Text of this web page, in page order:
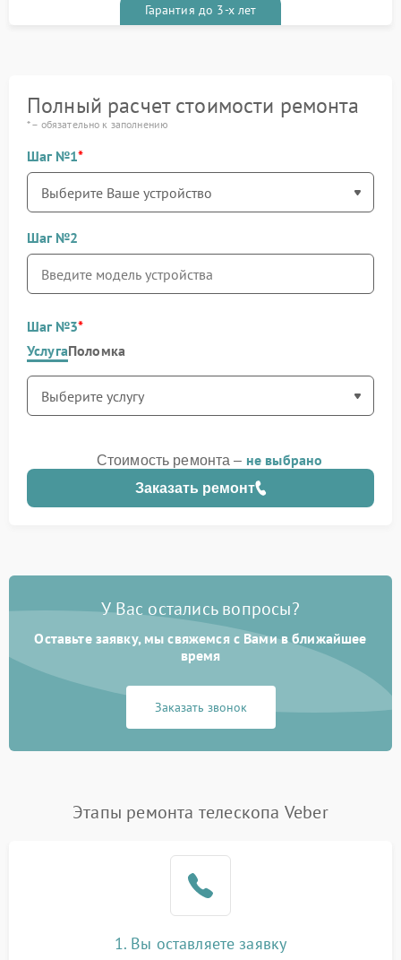
Гарантия до 3-х лет
Полный расчет стоимости ремонта
* – обязательно к заполнению
Шаг №1
Шаг №2
Шаг №3
УслугаПоломка
Заказать ремонт
Стоимость ремонта – не выбрано
У Вас остались вопросы?
Оставьте заявку, мы свяжемся с Вами в ближайшее
время
Заказать звонок
Этапы ремонта телескопа Veber
1. Вы оставляете заявку